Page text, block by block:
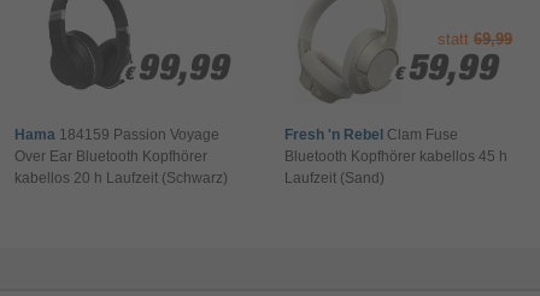
einfache Einrichtung durch Auto-Power-Control und
Autopairing bereits beim Öffnen der Ladebox
Ladebox mit USB-C-Anschluss
Akkukapazität der Ladebox wird durch 4 LEDs
angezeigt
€ 99,99
€ 99,99
Hama 184159 Passion Voyage
Over Ear Bluetooth Kopfhörer
kabellos 20 h Laufzeit (Schwarz)
statt69,99
€ 59,99
€ 59,99
Fresh 'n Rebel Clam Fuse
Bluetooth Kopfhörer kabellos 45 h
Laufzeit (Sand)